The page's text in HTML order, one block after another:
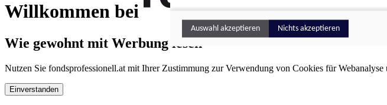
Willkommen bei
Wie gewohnt mit Werbung lesen
Nutzen Sie fondsprofessionell.at mit Ihrer Zustimmung zur Verwendung von Cookies für Webanalyse
Einverstanden
Auswahl akzeptieren Nichts akzeptieren